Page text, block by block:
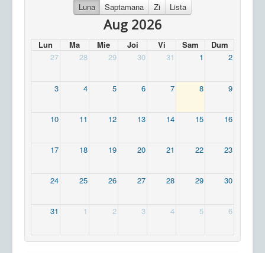
Luna Saptamana Zi Lista
Aug 2026
Lun Ma Mie Joi Vi Sam
Dum
27
28 29 30 31 1 2
3 4 5 6 7 8 9
10 11 12 13 14 15 16
17 18 19 20 21 22 23
24 25 26 27 28 29 30
31 1 2 3 4 5 6